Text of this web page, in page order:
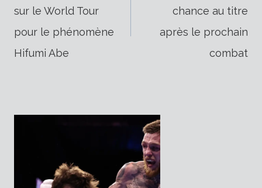
de
sur le World Tour
pour le phénomène
Hifumi Abe
chance au titre
après le prochain
combat